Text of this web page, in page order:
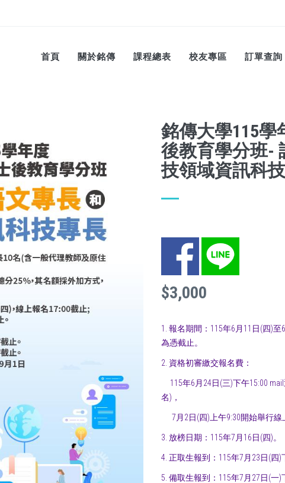
首頁 關於銘傳 課程總表 校友專區 訂單查詢
銘傳大學115
後教育學分班-
技領域資訊科
Facebook LINE
$3,000
1. 報名期間：115年6月11日(四)
為憑截止。
2. 資格初審繳交報名費：
115年6月24日(三)下午15:00
名)，
7月2日(四)上午9:30開始舉行線
3. 放榜日期：115年7月16日(四)。
4. 正取生報到：115年7月23日(四
5. 備取生報到：115年7月27日(一